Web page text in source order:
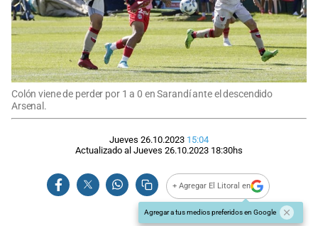
Colón viene de perder por 1 a 0 en Sarandí ante el descendido
Arsenal.
Jueves 26.10.2023 15:04
Actualizado al Jueves 26.10.2023 18:30hs
+ Agregar El Litoral en
Agregar a tus medios preferidos en Google